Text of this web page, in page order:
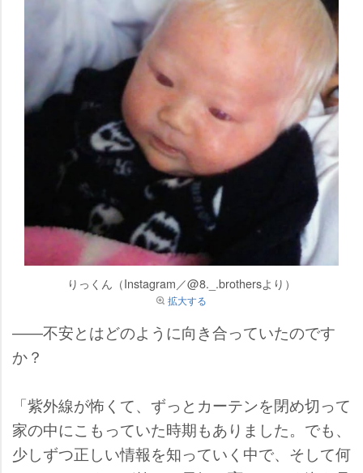
りっくん（Instagram／@8._.brothersより）
拡大する
――不安とはどのように向き合っていたのです
か？
「紫外線が怖くて、ずっとカーテンを閉め切って
家の中にこもっていた時期もありました。でも、
少しずつ正しい情報を知っていく中で、そして何